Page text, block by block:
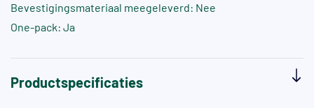
Bevestigingsmateriaal meegeleverd: Nee
One-pack: Ja
Productspecificaties